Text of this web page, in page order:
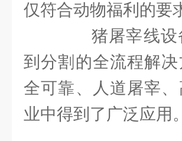
仅符合动物福利的要
猪屠宰线设
到分割的全流程解
全可靠、人道屠宰
业中得到了广泛应用。